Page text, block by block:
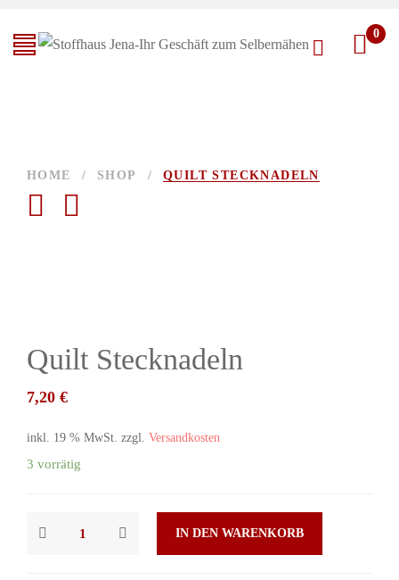
0
HOME / SHOP / QUILT STECKNADELN
Quilt Stecknadeln
7,20 €
inkl. 19 % MwSt. zzgl. Versandkosten
3 vorrätig
IN DEN WARENKORB